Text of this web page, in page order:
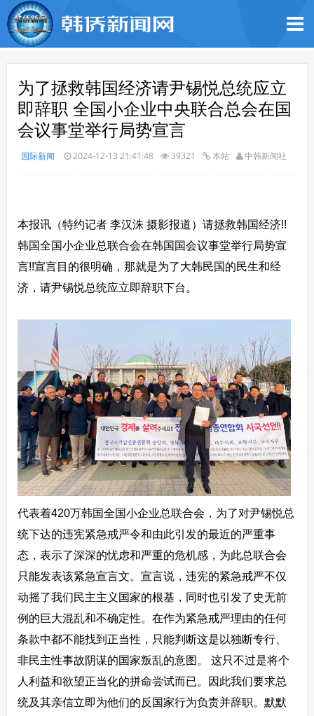
为了拯救韩国经济请尹锡悦总统应立
即辞职 全国小企业中央联合总会在国
会议事堂举行局势宣言
国际新闻 2024-12-13 21:41:48 39321 本站 中韩新闻社
本报讯（特约记者 李汉洙 摄影报道）请拯救韩国经济!!
韩国全国小企业总联合会在韩国国会议事堂举行局势宣
言!!宣言目的很明确，那就是为了大韩民国的民生和经
济，请尹锡悦总统应立即辞职下台。
代表着420万韩国全国小企业总联合会，为了对尹锡悦总
统下达的违宪紧急戒严令和由此引发的最近的严重事
态，表示了深深的忧虑和严重的危机感，为此总联合会
只能发表该紧急宣言文。宣言说，违宪的紧急戒严不仅
动摇了我们民主主义国家的根基，同时也引发了史无前
例的巨大混乱和不确定性。在作为紧急戒严理由的任何
条款中都不能找到正当性，只能判断这是以独断专行、
非民主性事故阴谋的国家叛乱的意图。 这只不过是将个
人利益和欲望正当化的拼命尝试而已。因此我们要求总
统及其亲信立即为他们的反国家行为负责并辞职。默默